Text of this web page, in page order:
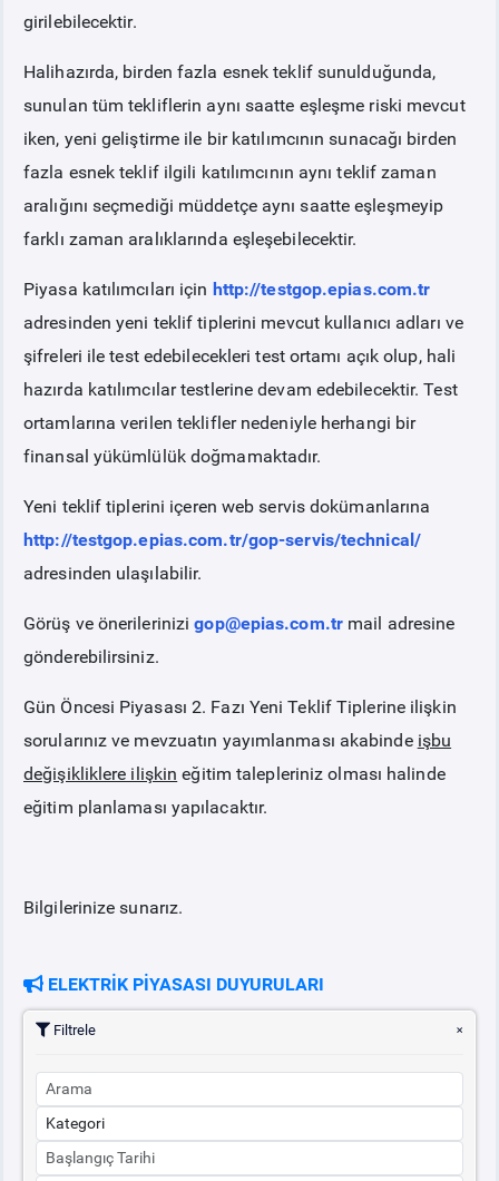
girilebilecektir.
Halihazırda, birden fazla esnek teklif sunulduğunda,
sunulan tüm tekliflerin aynı saatte eşleşme riski mevcut
iken, yeni geliştirme ile bir katılımcının sunacağı birden
fazla esnek teklif ilgili katılımcının aynı teklif zaman
aralığını seçmediği müddetçe aynı saatte eşleşmeyip
farklı zaman aralıklarında eşleşebilecektir.
Piyasa katılımcıları için http://testgop.epias.com.tr
adresinden yeni teklif tiplerini mevcut kullanıcı adları ve
şifreleri ile test edebilecekleri test ortamı açık olup, hali
hazırda katılımcılar testlerine devam edebilecektir. Test
ortamlarına verilen teklifler nedeniyle herhangi bir
finansal yükümlülük doğmamaktadır.
Yeni teklif tiplerini içeren web servis dokümanlarına
http://testgop.epias.com.tr/gop-servis/technical/
adresinden ulaşılabilir.
Görüş ve önerilerinizigop@epias.com.trmail adresine
gönderebilirsiniz.
Gün Öncesi Piyasası 2. Fazı Yeni Teklif Tiplerine ilişkin
sorularınız ve mevzuatın yayımlanması akabinde işbu
değişikliklere ilişkin eğitim talepleriniz olması halinde
eğitim planlaması yapılacaktır.
Bilgilerinize sunarız.
ELEKTRİK PİYASASI DUYURULARI
Filtrele